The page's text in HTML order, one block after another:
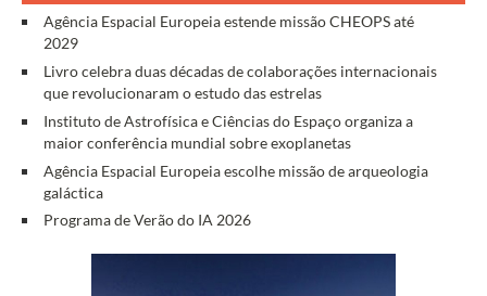
Agência Espacial Europeia estende missão CHEOPS até
2029
Livro celebra duas décadas de colaborações internacionais
que revolucionaram o estudo das estrelas
Instituto de Astrofísica e Ciências do Espaço organiza a
maior conferência mundial sobre exoplanetas
Agência Espacial Europeia escolhe missão de arqueologia
galáctica
Programa de Verão do IA 2026